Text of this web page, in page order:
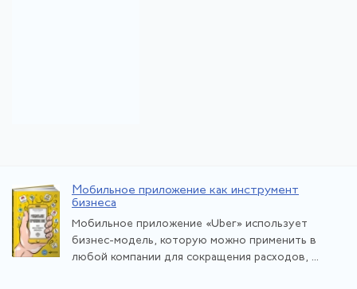
Мобильное приложение как инструмент
бизнеса
Мобильное приложение «Uber» использует
бизнес-модель, которую можно применить в
любой компании для сокращения расходов, ...